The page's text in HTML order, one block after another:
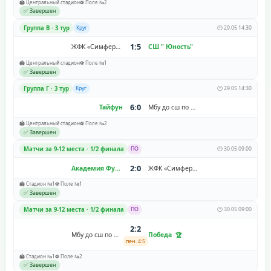
🏟️ Центральный стадион⚽ Поле №2
✅ Завершен
Группа В · 3 тур Круг 🕐 29.05 14:30
ЖФК «Симферополь» 1:5 СШ " Юность"
🏟️ Центральный стадион⚽ Поле №1
✅ Завершен
Группа Г · 3 тур Круг 🕐 29.05 14:30
Тайфун 6:0 Мбу до сш по футболу г. Ставрополя
🏟️ Центральный стадион⚽ Поле №2
✅ Завершен
Матчи за 9-12 места · 1/2 финала ПО 🕐 30.05 09:00
Академия Футбола Алания 2:0
🏟️ Стадион №1⚽ Поле №1
✅ Завершен
Матчи за 9-12 места · 1/2 финала ПО 🕐 30.05 09:00
2:2
пен. 4:5
Победа
🏟️ Стадион №1⚽ Поле №2
✅ Завершен